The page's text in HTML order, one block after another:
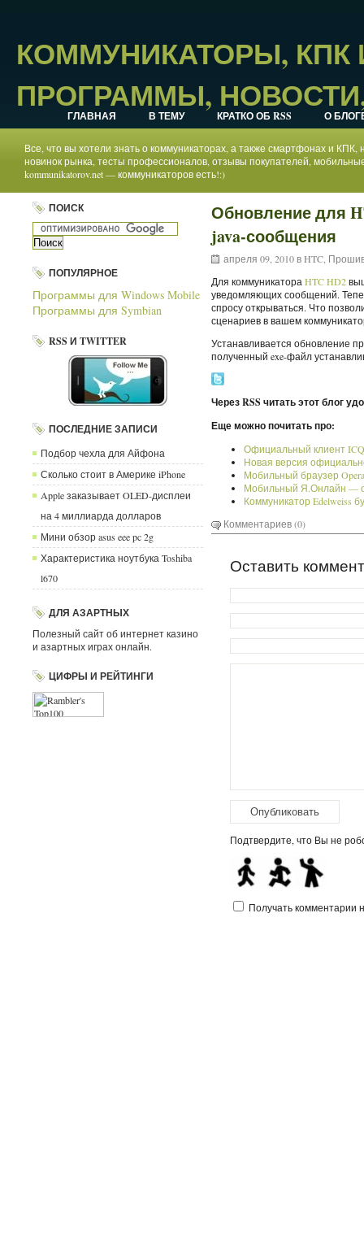
КОММУНИКАТОРЫ,
ПРОГРАММЫ,
ГЛАВНАЯ В ТЕМУ КРАТКО ОБ RSS О
Все, что вы хотели знать о коммуникаторах, а также смартфонах и
новинок рынка, тесты профессионалов, отзывы покупателей,
kommunikatorov.net — коммуникаторов есть!:)
ПОИСК
ПОПУЛЯРНОЕ
Программы для Windows Mobile
Программы для Symbian
RSS И TWITTER
ПОСЛЕДНИЕ ЗАПИСИ
Подбор чехла для Айфона
Сколько стоит в Америке iPhone
Apple заказывает OLED-дисплеи
на 4 миллиарда долларов
Мини обзор asus eee pc 2g
Характеристика ноутбука Toshiba
l670
ДЛЯ АЗАРТНЫХ
Полезный сайт об интернет казино
и азартных играх онлайн.
ЦИФРЫ И РЕЙТИНГИ
Обновление для
java-сообщения
апреля 09, 2010 вHTC
Для коммуникатора HTC HD2
уведомляющих сообщений.
спросу открываться. Что
сценариев в вашем
Устанавливается обновление
полученный exe-файл
Через RSS читать этот блог
Еще можно почитать про:
Официальный клиент
Новая версия
Мобильный браузер
Мобильный Я.Онлайн —
Коммуникатор Edelweiss
Комментариев (0)
Оставить
Подтвердите, что Вы не
Получать комментарии